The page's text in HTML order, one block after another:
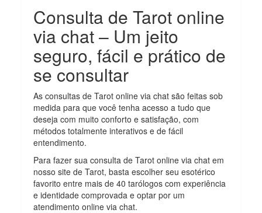
Consulta de Tarot online
via chat – Um jeito
seguro, fácil e prático de
se consultar
As consultas de Tarot online via chat são feitas sob
medida para que você tenha acesso a tudo que
deseja com muito conforto e satisfação, com
métodos totalmente interativos e de fácil
entendimento.
Para fazer sua consulta de Tarot online via chat em
nosso site de Tarot, basta escolher seu esotérico
favorito entre mais de 40 tarólogos com experiência
e identidade comprovada e optar por um
atendimento online via chat.